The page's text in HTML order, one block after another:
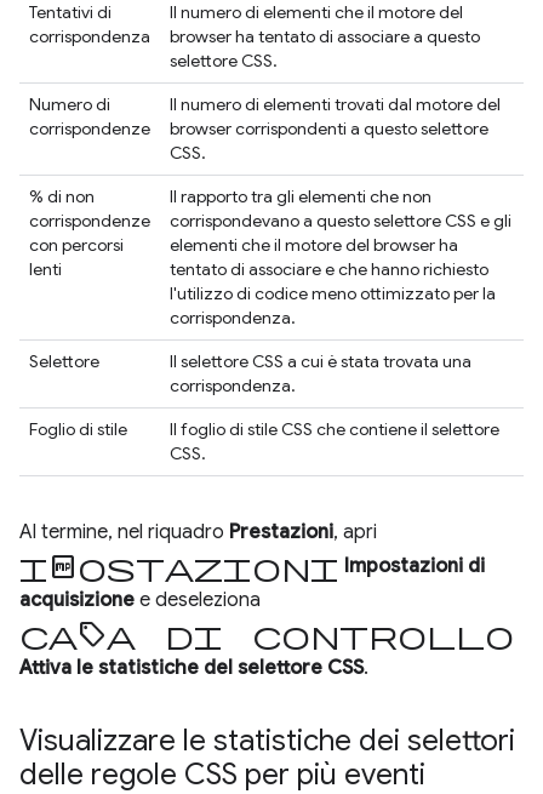
Tentativi di
corrispondenza
Il numero di elementi che il motore del
browser ha tentato di associare a questo
selettore CSS.
Numero di
corrispondenze
Il numero di elementi trovati dal motore del
browser corrispondenti a questo selettore
CSS.
% di non
corrispondenze
con percorsi
lenti
Il rapporto tra gli elementi che non
corrispondevano a questo selettore CSS e gli
elementi che il motore del browser ha
tentato di associare e che hanno richiesto
l'utilizzo di codice meno ottimizzato per la
corrispondenza.
Selettore
Il selettore CSS a cui è stata trovata una
corrispondenza.
Foglio di stile
Il foglio di stile CSS che contiene il selettore
CSS.
Al termine, nel riquadro Prestazioni, apri
Impostazioni Impostazioni di
acquisizione e deseleziona
casella di controllo
Attiva le statistiche del selettore CSS.
Visualizzare le statistiche dei selettori
delle regole CSS per più eventi